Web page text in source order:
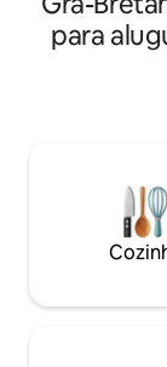
relaxar.
o que você
mais você
encontrar uma
por favor, veja
para